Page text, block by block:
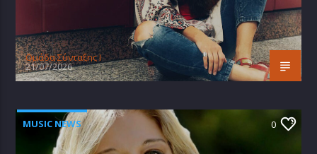
Oμάδα Σύνταξης Ι
21/07/2026
MUSIC NEWS 0